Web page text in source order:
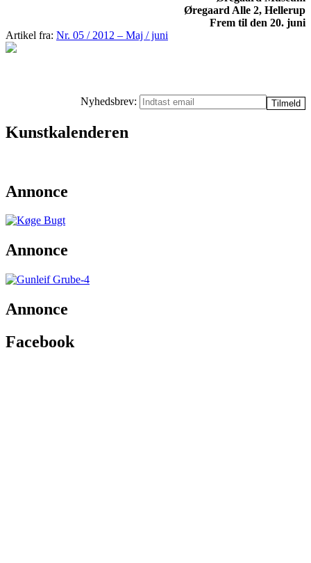
Øregaard Alle 2, Hellerup
Frem til den 20. juni
Artikel fra: Nr. 05 / 2012 – Maj / juni
Nyhedsbrev:
Kunstkalenderen
Annonce
Annonce
Annonce
Facebook